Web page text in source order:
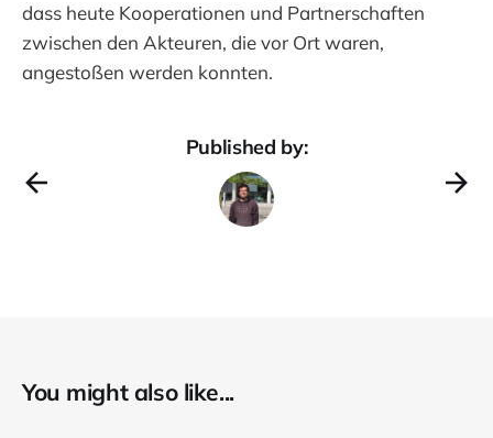
dass heute Kooperationen und Partnerschaften
zwischen den Akteuren, die vor Ort waren,
angestoßen werden konnten.
Published by:
You might also like...